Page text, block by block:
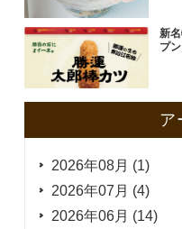
新
プ
ア
2026年08月 (1)
2026年07月 (4)
2026年06月 (14)